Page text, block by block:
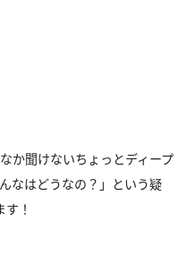
か聞けないちょっとディープ
なはどうなの？」という疑
！